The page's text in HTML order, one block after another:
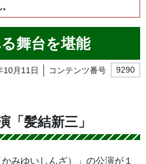
舞台を堪能
10月11日 コンテンツ番号 9290
「髪結新三」
みゆいしんざ）」の公演が１